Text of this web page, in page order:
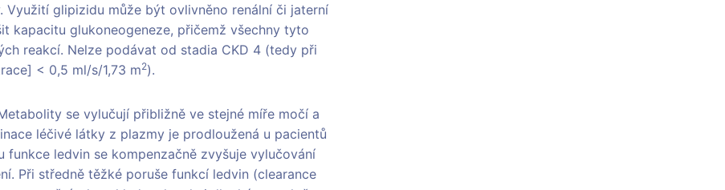
Využití glipizidu může být ovlivněno renální či jaterní
kapacitu glukoneogeneze, přičemž všechny tyto
reakcí. Nelze podávat od stadia CKD 4 (tedy při
< 0,5 ml/s/1,73 m2).
se vylučují přibližně ve stejné míře močí a
léčivé látky z plazmy je prodloužená u pacientů
ledvin se kompenzačně zvyšuje vylučování
Při středně těžké poruše funkcí ledvin (clearance